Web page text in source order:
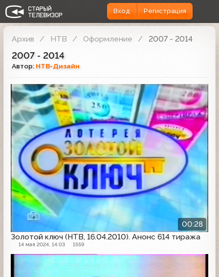
Вход Регистрация
Архив НТВ Оформление 2007 - 2014
2007 - 2014
Автор: НТВ-Дизайн
00:28
Золотой ключ (НТВ, 16.04.2010). Анонс 614 тиража
14 мая 2024, 14:03 1559
Анонс
Анонс